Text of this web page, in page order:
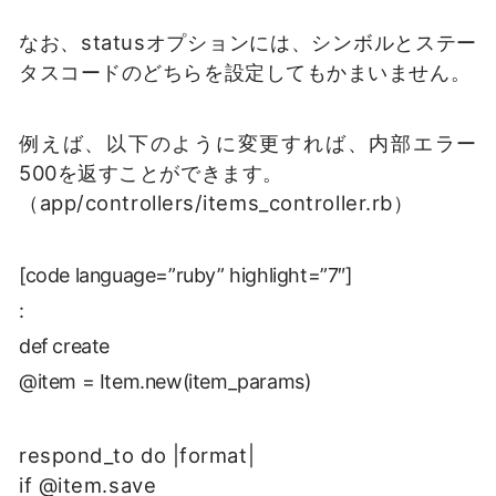
なお、statusオプションには、シンボルとステー
タスコードのどちらを設定してもかまいません。
例えば、以下のように変更すれば、内部エラー
500を返すことができます。
（app/controllers/items_controller.rb）
[code language=”ruby” highlight=”7″]
:
def create
@item = Item.new(item_params)
respond_to do |format|
if @item.save